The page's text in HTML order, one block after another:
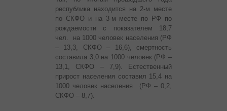
республика находится на 2-м месте
по СКФО и на 3-м месте по РФ по
рождаемости с показателем 18,7
чел. на 1000 человек населения (РФ
– 13,3, СКФО – 16,6), смертность
составила 3,0 на 1000 человек (РФ –
13,1, СКФО – 7,9). Естественный
прирост населения составил 15,4 на
1000 человек населения (РФ – 0,2,
СКФО – 8,7).